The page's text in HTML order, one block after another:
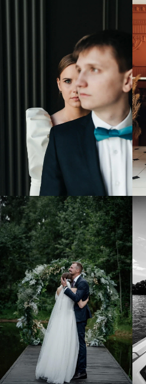
ВИДЕО НАШИХ
СВАДЕБ.